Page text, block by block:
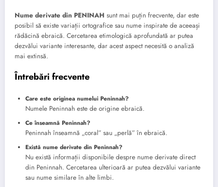
Nume derivate din PENINAH sunt mai puțin frecvente, dar este
posibil să existe variații ortografice sau nume inspirate de aceeași
rădăcină ebraică. Cercetarea etimologică aprofundată ar putea
dezvălui variante interesante, dar acest aspect necesită o analiză
mai extinsă.
Întrebări frecvente
Care este originea numelui Peninnah?
Numele Peninnah este de origine ebraică.
Ce înseamnă Peninnah?
Peninnah înseamnă „coral” sau „perlă” în ebraică.
Există nume derivate din Peninnah?
Nu există informații disponibile despre nume derivate direct
din Peninnah. Cercetarea ulterioară ar putea dezvălui variante
sau nume similare în alte limbi.